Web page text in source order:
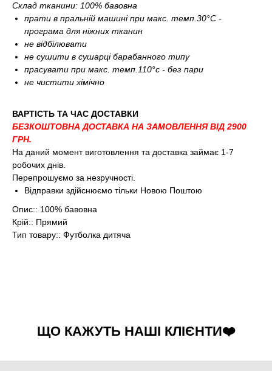
Склад тканини: 100% бавовна
прати в пральній машині при макс. темп.30°С -
програма для ніжних тканин
не відбілювати
не сушити в сушарці барабанного типу
прасувати при макс. темп.110°c - без пари
не чистити хімічно
ВАРТІСТЬ ТА ЧАС ДОСТАВКИ
БЕЗКОШТОВНА ДОСТАВКА НА ЗАМОВЛЕННЯ ВІД 2900
ГРН.
На даний момент виготовлення та доставка займає 1-7
робочих днів.
Перепрошуємо за незручності.
Відправки здійснюємо тільки Новою Поштою
Опис:: 100% бавовна
Крій:: Прямий
Тип товару:: Футболка дитяча
ЩО КАЖУТЬ НАШІ КЛІЄНТИ❤️